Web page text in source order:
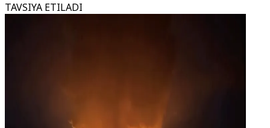
TAVSIYA ETILADI